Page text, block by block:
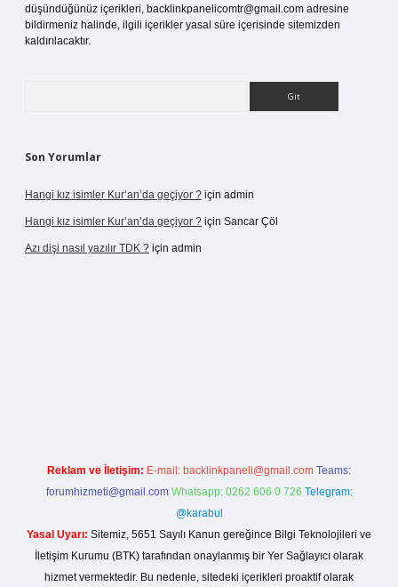
düşündüğünüz içerikleri, backlinkpanelicomtr@gmail.com adresine
bildirmeniz halinde, ilgili içerikler yasal süre içerisinde sitemizden
kaldırılacaktır.
Son Yorumlar
Hangi kız isimler Kur’an’da geçiyor ? için admin
Hangi kız isimler Kur’an’da geçiyor ? için Sancar Çöl
Azı dişi nasıl yazılır TDK ? için admin
Reklam ve İletişim: E-mail: backlinkpaneli@gmail.com Teams:
forumhizmeti@gmail.com Whatsapp: 0262 606 0 726 Telegram:
@karabul
Yasal Uyarı: Sitemiz, 5651 Sayılı Kanun gereğince Bilgi Teknolojileri ve
İletişim Kurumu (BTK) tarafından onaylanmış bir Yer Sağlayıcı olarak
hizmet vermektedir. Bu nedenle, sitedeki içerikleri proaktif olarak